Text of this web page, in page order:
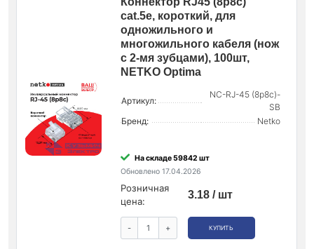
cat.5e, короткий, для
одножильного и
многожильного кабеля (нож
с 2-мя зубцами), 100шт,
NETKO Optima
Артикул:
NC-RJ-45 (8p8c)-
SB
Бренд:
Netko
На складе 59842 шт
Обновлено 17.04.2026
Розничная
цена:
3.18 / шт
- + КУПИТЬ